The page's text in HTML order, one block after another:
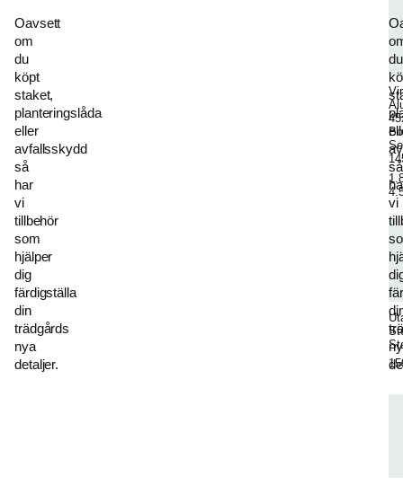
Oavsett
om
du
köpt
staket,
planteringslåda
eller
avfallsskydd
så
har
vi
tillbehör
som
hjälper
dig
färdigställa
din
trädgårds
nya
detaljer.
du
så
vi